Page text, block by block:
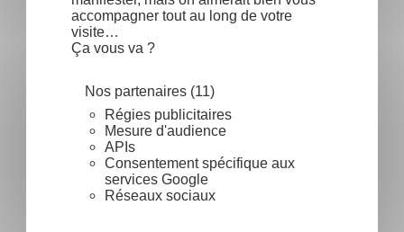
accompagner tout au long de votre
visite…
Ça vous va ?
Nos partenaires (11)
Régies publicitaires
Mesure d'audience
APIs
Consentement spécifique aux
services Google
Réseaux sociaux